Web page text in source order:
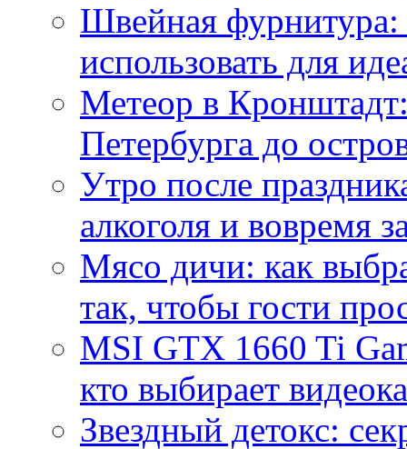
Швейная фурнитура:
использовать для
Метеор в
Петербурга до
Утро после
алкоголя и вовремя
Мясо дичи: как
так, чтобы гости
MSI GTX 1660 Ti
кто выбирает
Звездный детокс: